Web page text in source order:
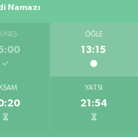
Namazı
ÖĞLE
13:15
YATSI
21:54